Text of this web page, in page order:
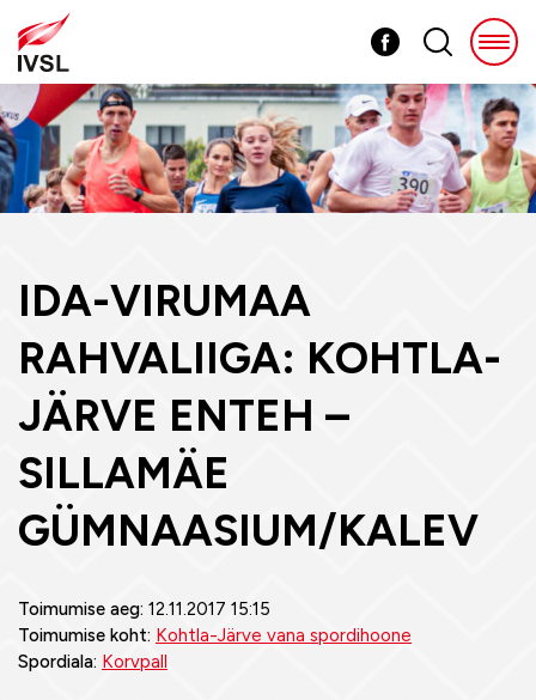
IDA-VIRUMAA
RAHVALIIGA: KOHTLA-
JÄRVE ENTEH –
SILLAMÄE
GÜMNAASIUM/KALEV
Toimumise aeg: 12.11.2017 15:15
Toimumise koht: Kohtla-Järve vana spordihoone
Spordiala: Korvpall